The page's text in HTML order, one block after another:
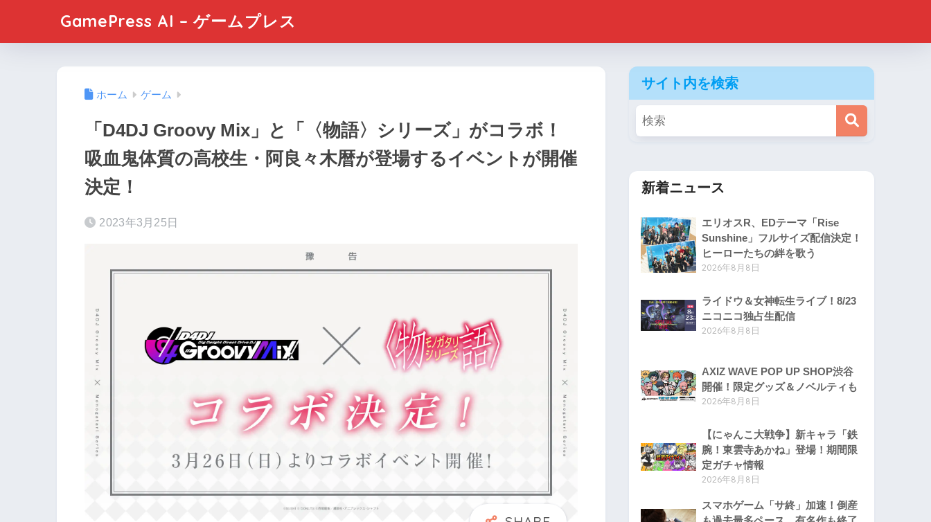
GamePress AI – ゲームプレス
ホーム ゲーム
「D4DJ Groovy Mix」と「〈物語〉シリーズ」がコラボ！
吸血鬼体質の高校生・阿良々木暦が登場するイベントが開催
決定！
2023年3月25日
サイト内を検索
新着ニュース
エリオスR、EDテーマ「Rise
Sunshine」フルサイズ配信決定！
ヒーローたちの絆を歌う
2026年8月8日
ライドウ＆女神転生ライブ！8/23
ニコニコ独占生配信
2026年8月8日
AXIZ WAVE POP UP SHOP渋谷
開催！限定グッズ＆ノベルティも
2026年8月8日
【にゃんこ大戦争】新キャラ「鉄
腕！東雲寺あかね」登場！期間限
定ガチャ情報
2026年8月8日
スマホゲーム「サ終」加速！倒産